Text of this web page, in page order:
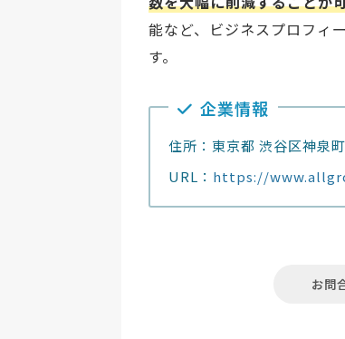
能など、ビジネスプロフィ
す。
企業情報
住所：東京都 渋谷区神泉
URL： https://
お問